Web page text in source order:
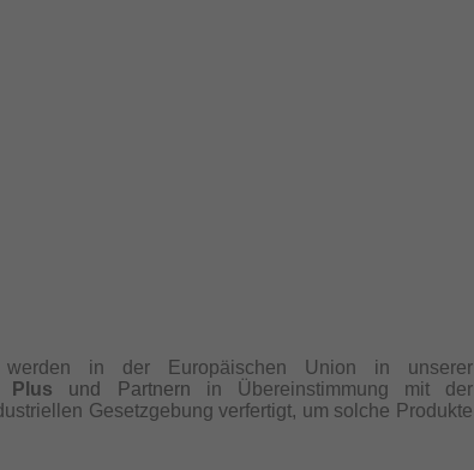
werden in der Europäischen Union in unserer
Plus und Partnern
in Übereinstimmung mit der
Gesetzgebung verfertigt, um solche Produkte